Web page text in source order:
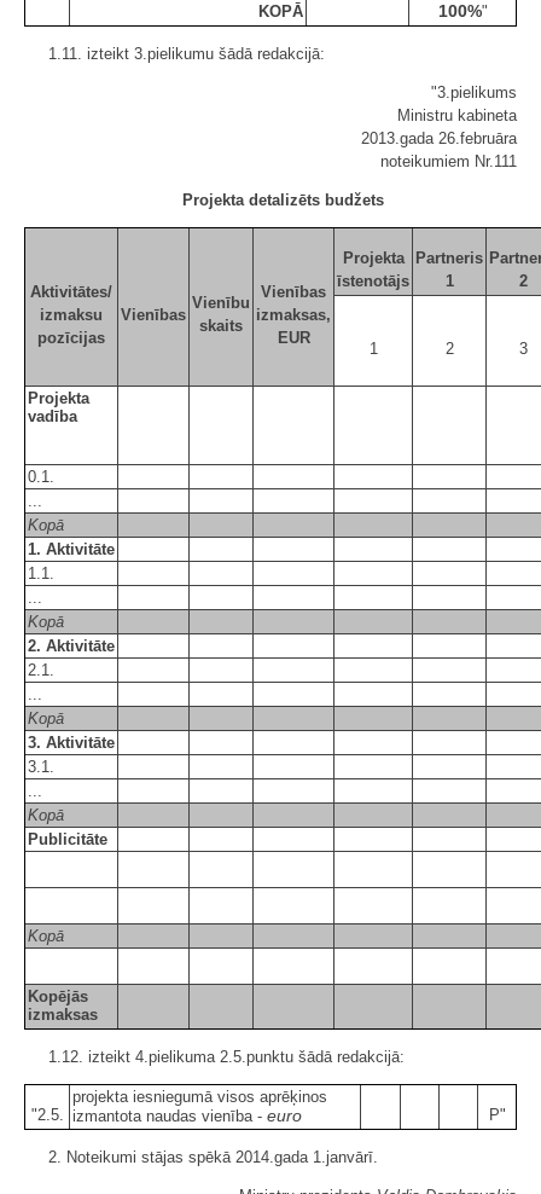
KOPĀ 100%"
1.11. izteikt 3.pielikumu šādā redakcijā:
"3.pielikums
Ministru kabineta
2013.gada 26.februāra
noteikumiem Nr.111
Projekta detalizēts budžets
Aktivitātes/
izmaksu
pozīcijas
Vienības
Vienību
skaits
Vienības
izmaksas,
EUR
Projekta
īstenotājs
Partneris
1
2
1 2 3
Projekta
vadība
0.1.
...
Kopā
1. Aktivitāte
1.1.
...
Kopā
2. Aktivitāte
2.1.
...
Kopā
3. Aktivitāte
3.1.
...
Kopā
Publicitāte
Kopā
Kopējās
izmaksas
1.12. izteikt 4.pielikuma 2.5.punktu šādā redakcijā:
"2.5.
projekta iesniegumā visos aprēķinos
izmantota naudas vienība - euro P"
2. Noteikumi stājas spēkā 2014.gada 1.janvārī.